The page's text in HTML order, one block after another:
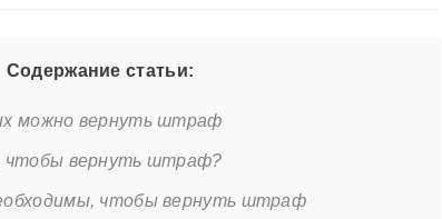
Содержание статьи:
можно вернуть штраф
чтобы вернуть штраф?
чтобы вернуть штраф